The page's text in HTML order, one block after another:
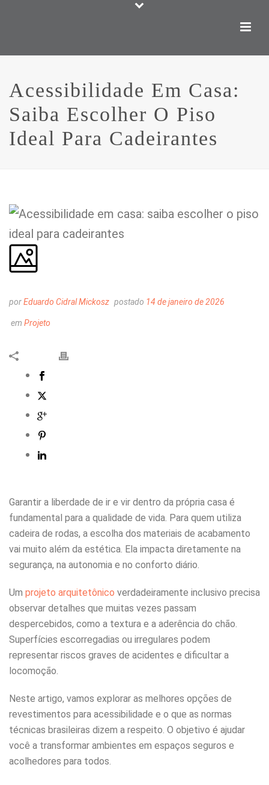
Acessibilidade Em Casa:
Saiba Escolher O Piso
Ideal Para Cadeirantes
porEduardo Cidral Mickosz postado 14 de janeiro de 2026
em Projeto
Garantir a liberdade de ir e vir dentro da própria casa é
fundamental para a qualidade de vida. Para quem utiliza
cadeira de rodas, a escolha dos materiais de acabamento
vai muito além da estética. Ela impacta diretamente na
segurança, na autonomia e no conforto diário.
Um projeto arquitetônico verdadeiramente inclusivo precisa
observar detalhes que muitas vezes passam
despercebidos, como a textura e a aderência do chão.
Superfícies escorregadias ou irregulares podem
representar riscos graves de acidentes e dificultar a
locomoção.
Neste artigo, vamos explorar as melhores opções de
revestimentos para acessibilidade e o que as normas
técnicas brasileiras dizem a respeito. O objetivo é ajudar
você a transformar ambientes em espaços seguros e
acolhedores para todos.